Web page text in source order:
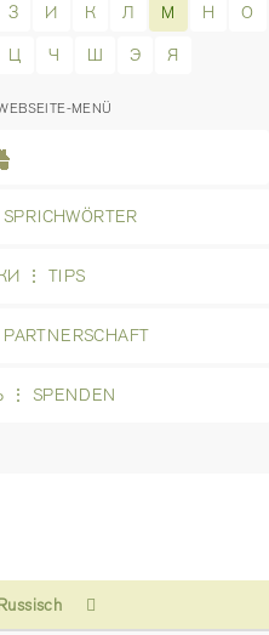
З И К Л М Н
О
Ц Ч Ш Э Я
MENÜ
⋮ TIPS
SPENDEN